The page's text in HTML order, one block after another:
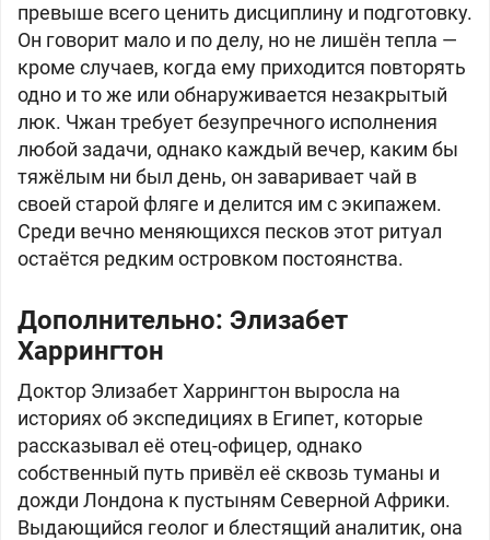
превыше всего ценить дисциплину и подготовку.
Он говорит мало и по делу, но не лишён тепла —
кроме случаев, когда ему приходится повторять
одно и то же или обнаруживается незакрытый
люк. Чжан требует безупречного исполнения
любой задачи, однако каждый вечер, каким бы
тяжёлым ни был день, он заваривает чай в
своей старой фляге и делится им с экипажем.
Среди вечно меняющихся песков этот ритуал
остаётся редким островком постоянства.
Дополнительно: Элизабет
Харрингтон
Доктор Элизабет Харрингтон выросла на
историях об экспедициях в Египет, которые
рассказывал её отец-офицер, однако
собственный путь привёл её сквозь туманы и
дожди Лондона к пустыням Северной Африки.
Выдающийся геолог и блестящий аналитик, она